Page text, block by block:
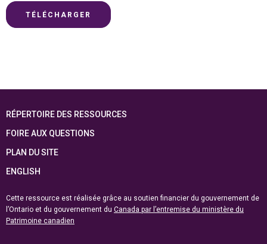
TÉLÉCHARGER
RÉPERTOIRE DES RESSOURCES
FOIRE AUX QUESTIONS
PLAN DU SITE
ENGLISH
Cette ressource est réalisée grâce au soutien financier du gouvernement de
l’Ontario et du gouvernement du Canada par l’entremise du ministère du
Patrimoine canadien